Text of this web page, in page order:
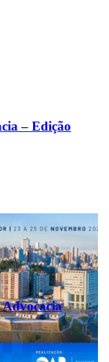
– Edição
Advocacia